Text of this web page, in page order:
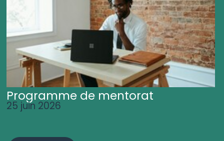
Programme de mentorat
25 juin 2026